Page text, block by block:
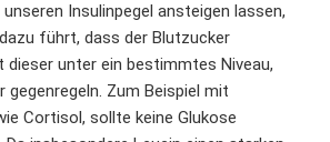
Insulinpegel ansteigen lassen,
führt, dass der Blutzucker
dieser unter ein bestimmtes Niveau,
gegenregeln. Zum Beispiel mit
Cortisol, sollte keine Glukose